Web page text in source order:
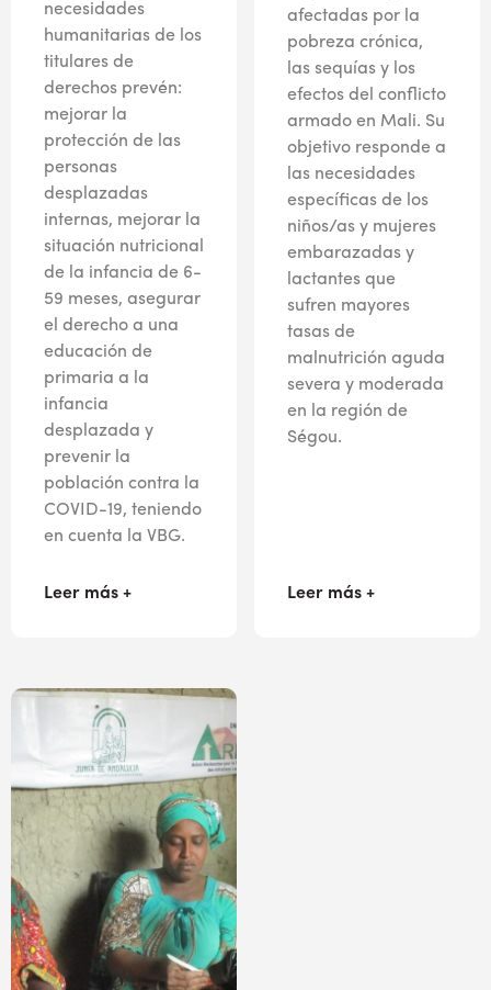
necesidades
humanitarias de los
titulares de
derechos prevén:
mejorar la
protección de las
personas
desplazadas
internas, mejorar la
situación nutricional
de la infancia de 6-
59 meses, asegurar
el derecho a una
educación de
primaria a la
infancia
desplazada y
prevenir la
población contra la
COVID-19, teniendo
en cuenta la VBG.
Leer más +
afectadas por la
pobreza crónica,
las sequías y los
efectos del conflicto
armado en Mali. Su
objetivo responde a
las necesidades
específicas de los
niños/as y mujeres
embarazadas y
lactantes que
sufren mayores
tasas de
malnutrición aguda
severa y moderada
en la región de
Ségou.
Leer más +